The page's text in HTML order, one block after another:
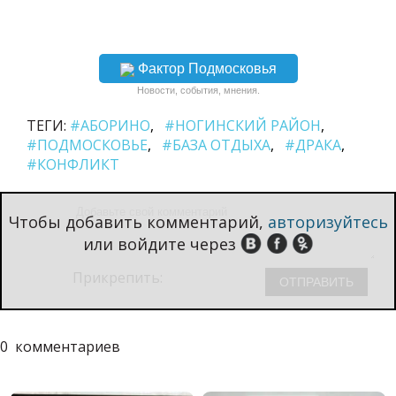
Фактор Подмосковья
Новости, события, мнения.
ТЕГИ: #АБОРИНО
#НОГИНСКИЙ РАЙОН
#ПОДМОСКОВЬЕ
#БАЗА ОТДЫХА
#ДРАКА
#КОНФЛИКТ
Чтобы добавить комментарий, авторизуйтесь
или войдите через
0 комментариев